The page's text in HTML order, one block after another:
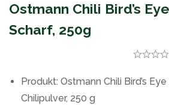
Ostmann Chili Bird’s
Scharf, 250g
Produkt: Ostmann Chili Bird’s
Chilipulver, 250 g